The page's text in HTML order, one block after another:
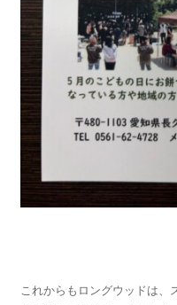
これからもロングウッドは、